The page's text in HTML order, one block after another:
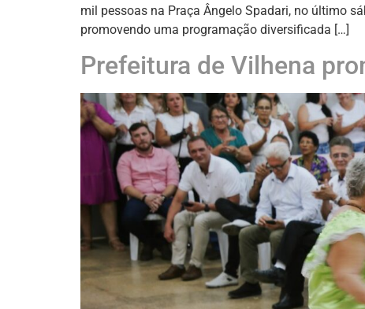
mil pessoas na Praça Ângelo Spadari, no último
promovendo uma programação diversificada […]
Prefeitura de Vilhena